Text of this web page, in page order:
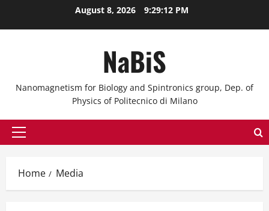
August 8, 2026 9:29:12 PM
NaBiS
Nanomagnetism for Biology and Spintronics group, Dep. of
Physics of Politecnico di Milano
Primary
Home Media